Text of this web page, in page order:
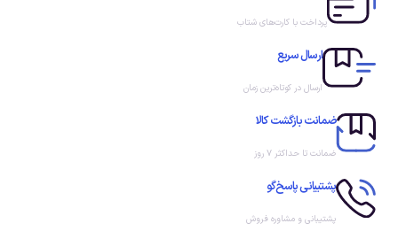
پرداخت با کارت‌های شتاب
ارسال سریع
ارسال در کوتاه‌ترین زمان
ضمانت بازگشت کالا
ضمانت تا حداکثر ۷ روز
پشتیبانی پاسخ‌گو
پشتیبانی و مشاوره فروش